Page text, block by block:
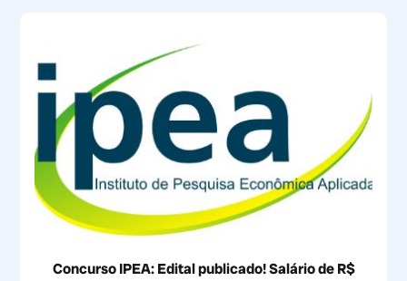
Concurso IPEA: Edital publicado! Salário de R$